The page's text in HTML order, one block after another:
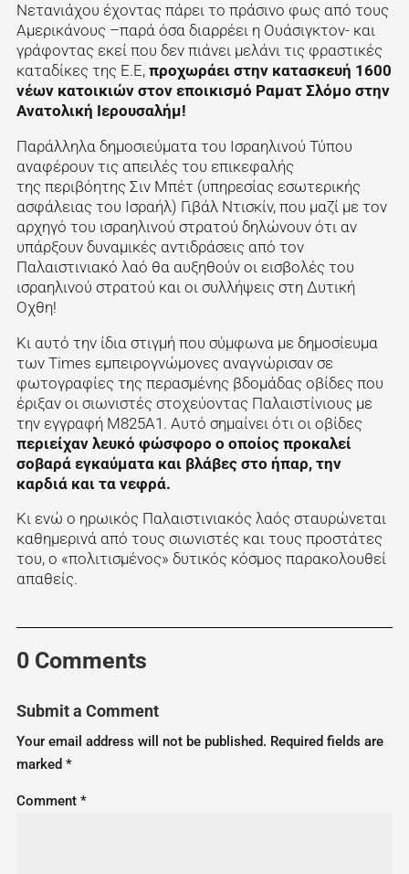
Νετανιάχου έχοντας πάρει το πράσινο φως από τους
Αμερικάνους –παρά όσα διαρρέει η Ουάσιγκτον- και
γράφοντας εκεί που δεν πιάνει μελάνι τις φραστικές
καταδίκες της Ε.Ε, προχωράει στην κατασκευή 1600
νέων κατοικιών στον εποικισμό Ραματ Σλόμο στην
Ανατολική Ιερουσαλήμ!
Παράλληλα δημοσιεύματα του Ισραηλινού Τύπου
αναφέρουν τις απειλές του επικεφαλής
της περιβόητης Σιν Μπέτ (υπηρεσίας εσωτερικής
ασφάλειας του Ισραήλ) Γιβάλ Ντισκίν, που μαζί με τον
αρχηγό του ισραηλινού στρατού δηλώνουν ότι αν
υπάρξουν δυναμικές αντιδράσεις από τον
Παλαιστινιακό λαό θα αυξηθούν οι εισβολές του
ισραηλινού στρατού και οι συλλήψεις στη Δυτική
Οχθη!
Κι αυτό την ίδια στιγμή που σύμφωνα με δημοσίευμα
των Times εμπειρογνώμονες αναγνώρισαν σε
φωτογραφίες της περασμένης βδομάδας οβίδες που
έριξαν οι σιωνιστές στοχεύοντας Παλαιστίνιους με
την εγγραφή M825A1. Αυτό σημαίνει ότι οι οβίδες
περιείχαν λευκό φώσφορο ο οποίος προκαλεί
σοβαρά εγκαύματα και βλάβες στο ήπαρ, την
καρδιά και τα νεφρά.
Κι ενώ ο ηρωικός Παλαιστινιακός λαός σταυρώνεται
καθημερινά από τους σιωνιστές και τους προστάτες
του, ο «πολιτισμένος» δυτικός κόσμος παρακολουθεί
απαθείς.
0 Comments
Submit a Comment
Your email address will not be published. Required fields are
marked *
Comment *